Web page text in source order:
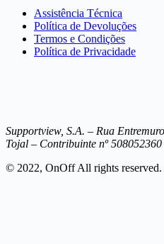
Assistência Técnica
Política de Devoluções
Termos e Condições
Política de Privacidade
Supportview, S.A. – Rua
Tojal – Contribuinte nº 508052360
© 2022, OnOff All rights